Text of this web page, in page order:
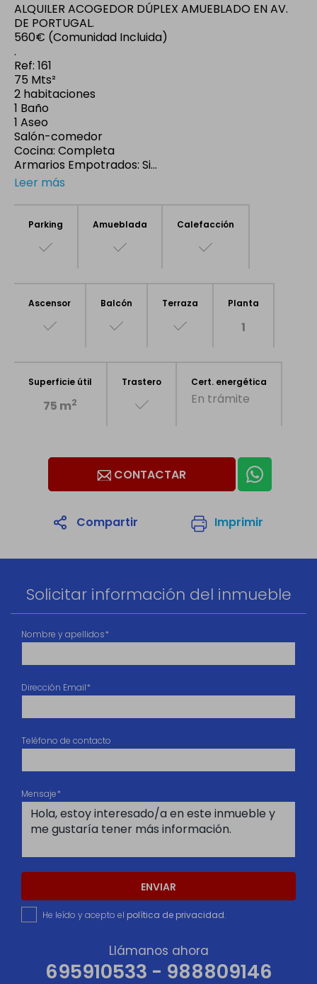
ALQUILER ACOGEDOR DÚPLEX AMUEBLADO EN AV.
DE PORTUGAL.
560€ (Comunidad Incluida)
.
Ref: 161
75 Mts²
2 habitaciones
1 Baño
1 Aseo
Salón-comedor
Cocina: Completa
Armarios Empotrados: Si...
Leer más
Parking Amueblada Calefacción
Ascensor Balcón Terraza Planta
1
Superficie útil
75 m2
Trastero Cert. energética
En trámite
CONTACTAR
Compartir Imprimir
Solicitar información del inmueble
Nombre y apellidos*
Dirección Email*
Teléfono de contacto
Mensaje*
ENVIAR
He leído y acepto el política de privacidad.
Llámanos ahora
695910533 - 988809146